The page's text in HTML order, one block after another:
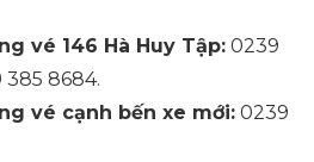
vé 146 Hà Huy Tập: 0239
385 8684.
vé cạnh bến xe mới: 0239